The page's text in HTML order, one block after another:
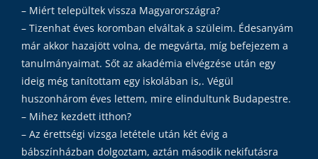
– Miért települtek vissza Magyarországra?
– Tizenhat éves koromban elváltak a szüleim. Édesanyám
már akkor hazajött volna, de megvárta, míg befejezem a
tanulmányaimat. Sőt az akadémia elvégzése után egy
ideig még tanítottam egy iskolában is,. Végül
huszonhárom éves lettem, mire elindultunk Budapestre.
– Mihez kezdett itthon?
– Az érettségi vizsga letétele után két évig a
bábszínházban dolgoztam, aztán második nekifutásra